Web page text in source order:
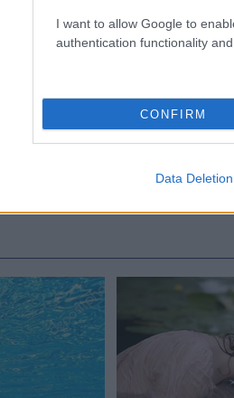
I want to allow Google to
authentication functionality
CONFIRM
Data Deletion